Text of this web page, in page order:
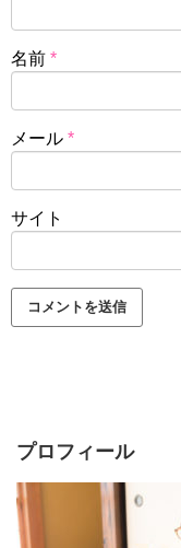
名前 *
メール *
サイト
プロフィール